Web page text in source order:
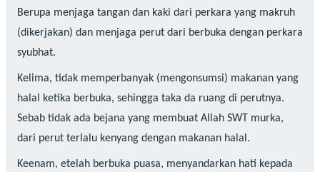
Berupa menjaga tangan dan kaki dari perkara yang makruh
(dikerjakan) dan menjaga perut dari berbuka dengan perkara
syubhat.
Kelima, tidak memperbanyak (mengonsumsi) makanan yang
halal ketika berbuka, sehingga taka da ruang di perutnya.
Sebab tidak ada bejana yang membuat Allah SWT murka,
dari perut terlalu kenyang dengan makanan halal.
Keenam, etelah berbuka puasa, menyandarkan hati kepada